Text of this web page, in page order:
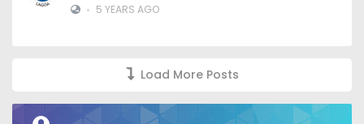
• 5 YEARS AGO
Load More Posts